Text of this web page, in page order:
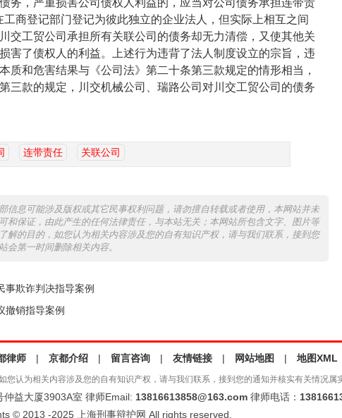
务，严重损害公司债权人利益的，应当对公司债务承担连带责
商登记部门登记为彼此独立的企业法人，但实际上相互之间
交工贸公司承担所有关联公司的债务却无力清偿，又使其他关
害了债权人的利益。上述行为违背了法人制度设立的宗旨，违
质和危害结果与《公司法》第二十条第三款规定的情形相当，
三款的规定，川交机械公司、瑞路公司对川交工贸公司的债务
连带责任 关联公司
信息可能涉及版权或其它民事权利问题，请勿擅自转载或者使用，本网站并未
和保证，由此产生的任何法律责任，与本站无关；本网站所包含文字、图片等
解的目的，如您认为相关内容涉及您的自有知识产权，请与我们联系，接到您
会第一时间删除相关内容。
事欺诈判决指导案例
撤销指导案例
律师 | 京都介绍 | 留言咨询 | 友情链接 | 网站地图 | 地图XML
认为相关内容涉及您的自有知识产权，请与我们联系，接到您的通知并核实有关情况属
益大厦3903A室 律师Email: 13816613858@163.com律师电话：
© 2013 -2025 上海刑事辩护网 All rights reserved.